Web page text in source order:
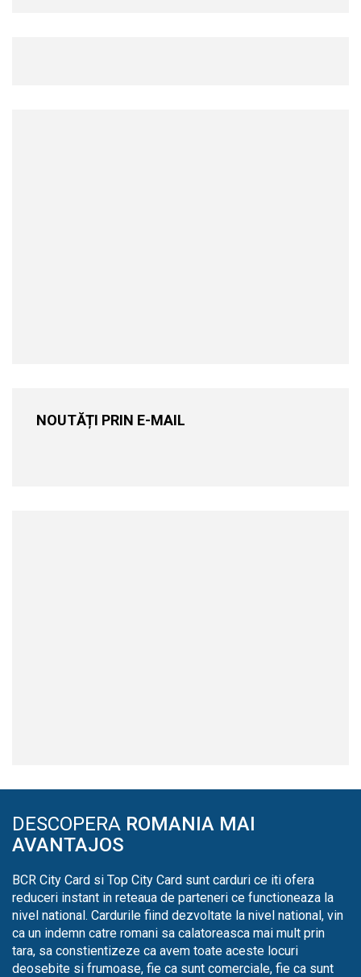
NOUTĂȚI PRIN E-MAIL
DESCOPERA ROMANIA MAI
AVANTAJOS
BCR City Card si Top City Card sunt carduri ce iti ofera
reduceri instant in reteaua de parteneri ce functioneaza la
nivel national. Cardurile fiind dezvoltate la nivel national, vin
ca un indemn catre romani sa calatoreasca mai mult prin
tara, sa constientizeze ca avem toate aceste locuri
deosebite si frumoase, fie ca sunt comerciale, fie ca sunt